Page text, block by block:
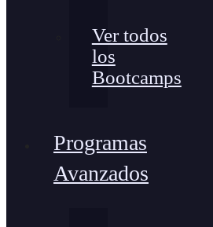
Ver todos
los
Bootcamps
Programas
Avanzados